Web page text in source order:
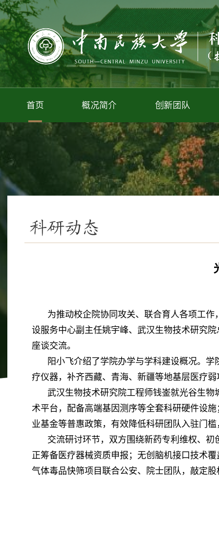
首页 概况简介 创新团队
科研动态
为推动校企院协同攻关、联合育人各项工
设服务中心副主任姚宇峰、武汉生物技术研究
座谈交流。
阳小飞介绍了学院办学与学科建设概况。
疗仪器，补齐西藏、青海、新疆等地基层医疗
武汉生物技术研究院工程师钱崟就光谷生
术平台，配备高端基因测序等全套科研硬件设
业基金等普惠政策，有效降低科研团队入驻门
交流研讨环节，双方围绕新药专利维权、
正筹备医疗器械资质申报；无创脑机接口技术
气体毒品快筛项目联合公安、院士团队，敲定